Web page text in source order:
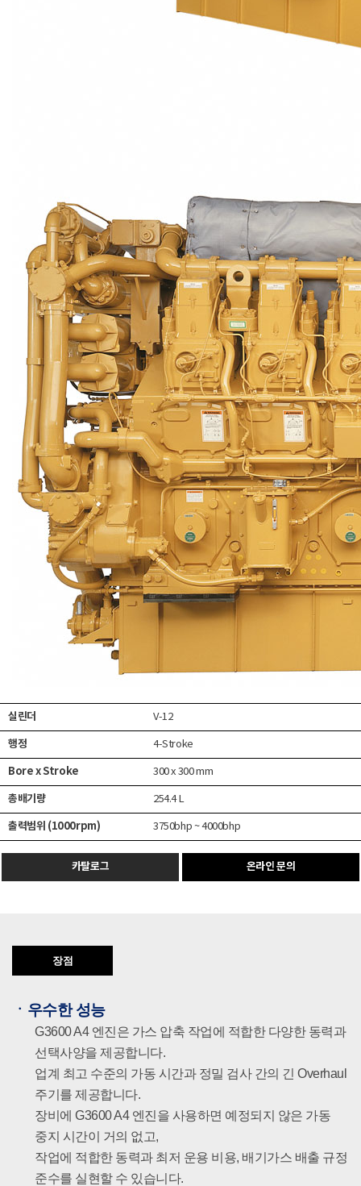
실린더 V-12
행정 4-Stroke
Bore x Stroke 300 x 300 mm
총배기량 254.4 L
출력범위 (1000rpm) 3750bhp ~ 4000bhp
카탈로그 온라인 문의
장점
ㆍ 우수한 성능
G3600 A4 엔진은 가스 압축 작업에 적합한 다양한 동력과
선택사양을 제공합니다.
업계 최고 수준의 가동 시간과 정밀 검사 간의 긴 Overhaul
주기를 제공합니다.
장비에 G3600 A4 엔진을 사용하면 예정되지 않은 가동
중지 시간이 거의 없고,
작업에 적합한 동력과 최저 운용 비용, 배기가스 배출 규정
준수를 실현할 수 있습니다.